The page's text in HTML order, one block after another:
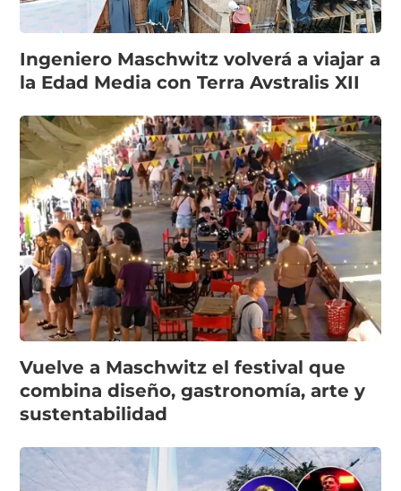
Ingeniero Maschwitz volverá a viajar a
la Edad Media con Terra Avstralis XII
Vuelve a Maschwitz el festival que
combina diseño, gastronomía, arte y
sustentabilidad